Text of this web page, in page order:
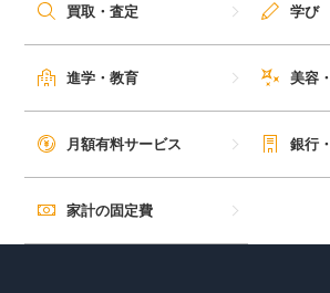
買取・査定 学び
進学・教育 美容
月額有料サービス 銀行
家計の固定費